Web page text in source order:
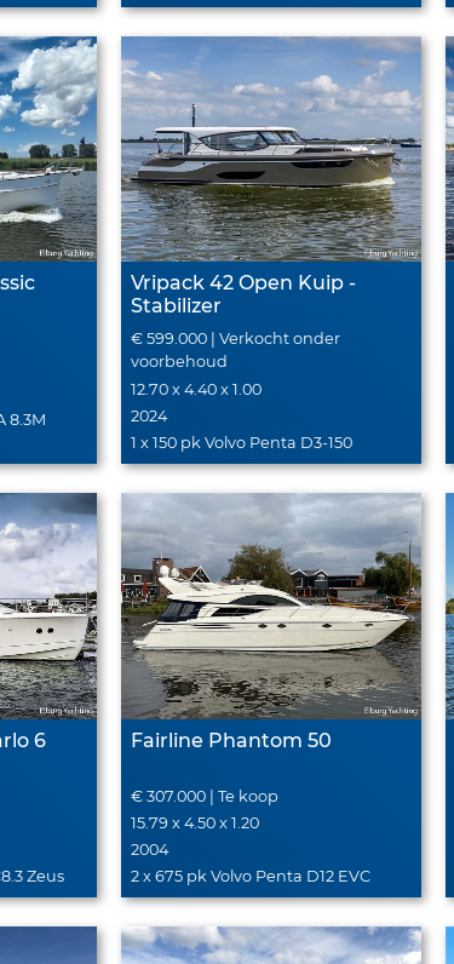
8.3M
Vripack 42 Open Kuip -
Stabilizer
€ 599.000 | Verkocht onder
voorbehoud
12.70 x 4.40 x 1.00
2024
1 x 150 pk Volvo Penta D3-150
6
Zeus
Fairline Phantom 50
€ 307.000 | Te koop
15.79 x 4.50 x 1.20
2004
2 x 675 pk Volvo Penta D12 EVC